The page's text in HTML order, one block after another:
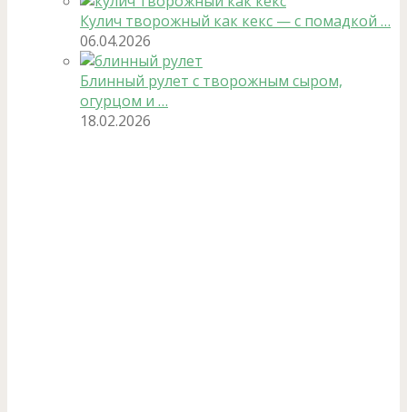
Кулич творожный как кекс — с помадкой …
06.04.2026
Блинный рулет с творожным сыром,
огурцом и …
18.02.2026